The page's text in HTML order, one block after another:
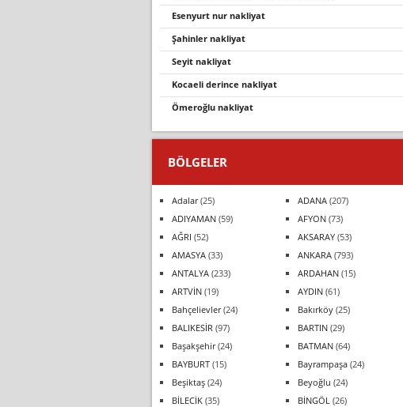
esenyurt nur nakliyat
şahi̇nler nakli̇yat
seyi̇t nakli̇yat
kocaeli derince nakliyat
ömeroğlu nakli̇yat
BÖLGELER
Adalar(25) ADANA (207)
ADIYAMAN (59) AFYON (73)
AĞRI (52) AKSARAY (53)
AMASYA (33) ANKARA (793)
ANTALYA (233) ARDAHAN (15)
ARTVİN (19) AYDIN (61)
Bahçelievler(24) Bakırköy (25)
BALIKESİR (97) BARTIN (29)
Başakşehir(24) BATMAN (64)
BAYBURT (15) Bayrampaşa (24)
Beşiktaş (24) Beyoğlu (24)
BİLECİK (35) BİNGÖL (26)